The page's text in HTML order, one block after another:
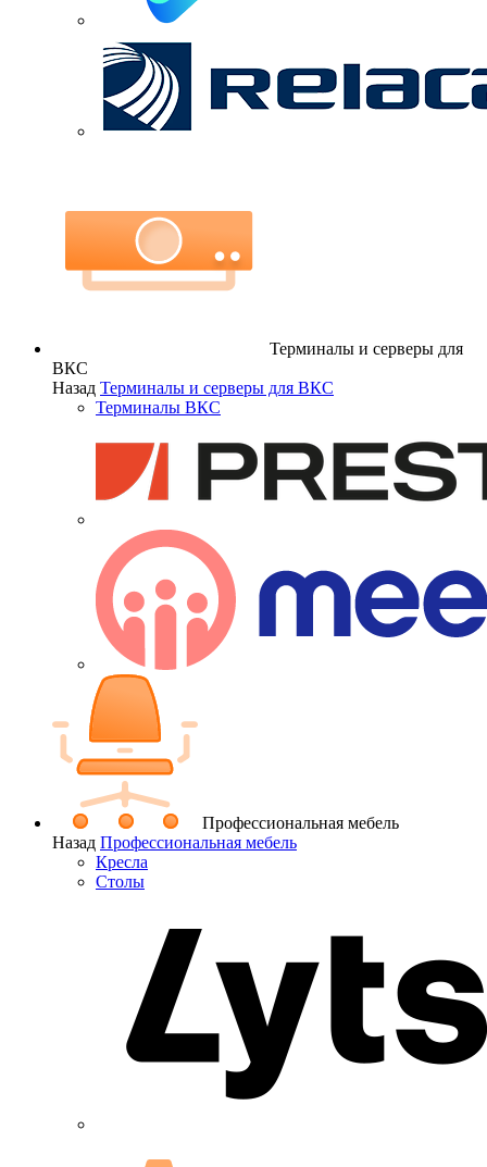
Терминалы и серверы для
ВКС
Назад Терминалы и серверы для ВКС
Терминалы ВКС
Профессиональная мебель
Назад Профессиональная мебель
Кресла
Столы